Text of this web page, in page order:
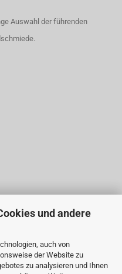
und andere
auch von
der Website zu
zu analysieren und Ihnen
Auswahl der führenden